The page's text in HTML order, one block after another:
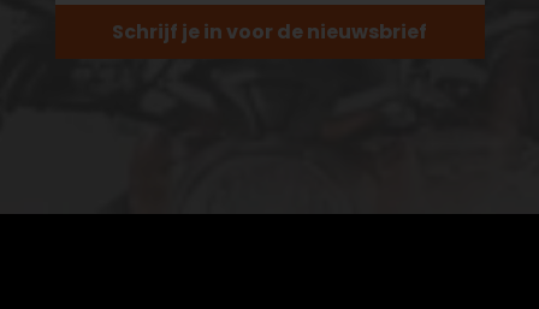
Schrijf je in voor de nieuwsbrief